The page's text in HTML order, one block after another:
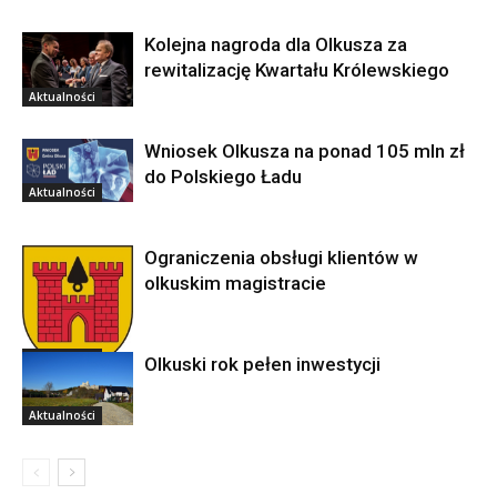
Aktualności
Kolejna nagroda dla Olkusza za
rewitalizację Kwartału Królewskiego
Aktualności
Wniosek Olkusza na ponad 105 mln zł
do Polskiego Ładu
Aktualności
Ograniczenia obsługi klientów w
olkuskim magistracie
Aktualności
Olkuski rok pełen inwestycji